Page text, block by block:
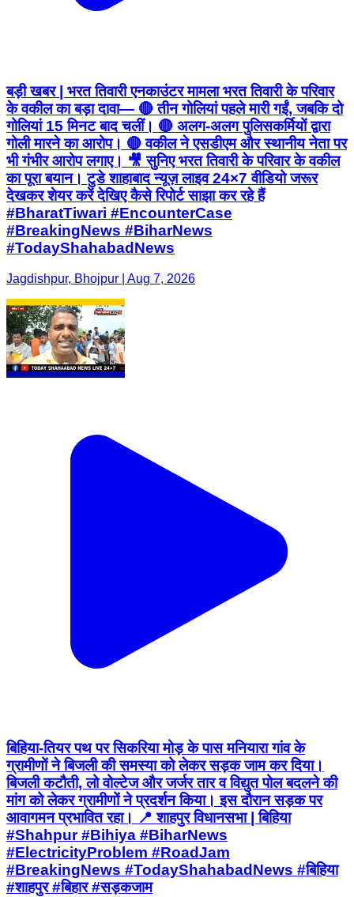
बड़ी खबर | भरत तिवारी एनकाउंटर मामला भरत तिवारी के परिवार
के वकील का बड़ा दावा— 🔴 तीन गोलियां पहले मारी गईं, जबकि दो
गोलियां 15 मिनट बाद चलीं। 🔴 अलग-अलग पुलिसकर्मियों द्वारा
गोली मारने का आरोप। 🔴 वकील ने एसडीएम और स्थानीय नेता पर
भी गंभीर आरोप लगाए। 🎥 सुनिए भरत तिवारी के परिवार के वकील
का पूरा बयान। टुडे शाहाबाद न्यूज़ लाइव 24×7 वीडियो जरूर
देखकर शेयर करें देखिए कैसे रिपोर्ट साझा कर रहे हैं
#BharatTiwari #EncounterCase
#BreakingNews #BiharNews
#TodayShahabadNews
Jagdishpur, Bhojpur | Aug 7, 2026
बिहिया-तियर पथ पर सिकरिया मोड़ के पास मनियारा गांव के
ग्रामीणों ने बिजली की समस्या को लेकर सड़क जाम कर दिया।
बिजली कटौती, लो वोल्टेज और जर्जर तार व विद्युत पोल बदलने की
मांग को लेकर ग्रामीणों ने प्रदर्शन किया। इस दौरान सड़क पर
आवागमन प्रभावित रहा। 📍 शाहपुर विधानसभा | बिहिया
#Shahpur #Bihiya #BiharNews
#ElectricityProblem #RoadJam
#BreakingNews #TodayShahabadNews #बिहिया
#शाहपुर #बिहार #सड़कजाम